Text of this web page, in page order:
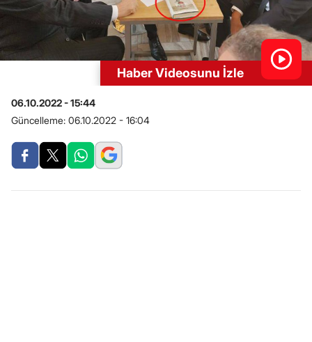
Haber Videosunu İzle
06.10.2022 - 15:44
Güncelleme: 06.10.2022 - 16:04